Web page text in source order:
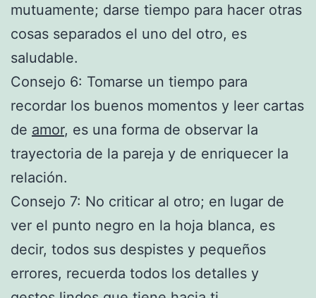
mutuamente; darse tiempo para hacer otras
cosas separados el uno del otro, es
saludable.
Consejo 6: Tomarse un tiempo para
recordar los buenos momentos y leer cartas
de amor, es una forma de observar la
trayectoria de la pareja y de enriquecer la
relación.
Consejo 7: No criticar al otro; en lugar de
ver el punto negro en la hoja blanca, es
decir, todos sus despistes y pequeños
errores, recuerda todos los detalles y